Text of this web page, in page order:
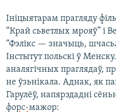
Ініцыятарам прагляду
“Край сьветлых мрояў” і
“Фэлікс — значыць,
Інстытут польскі ў
аналягічных праглядаў,
не ўзьнікала. Аднак, як
Гарулёў, напярэдадні
форс-мажор: